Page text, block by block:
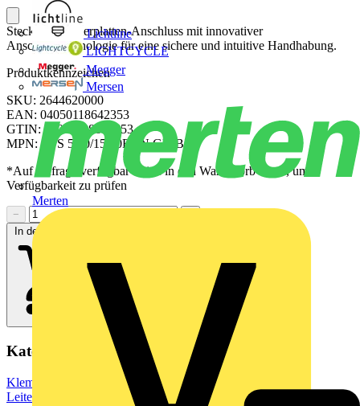
Lichtline
LIGHTCYCLE
Megger
Mersen
Merten
Steckbarer Leiterplatten-Anschluss mit innovativer
Anschlusstechnologie für eine sichere und intuitive Handhabung.
Produktkennzeichen
SKU: 2644620000
EAN: 04050118642353
GTIN: 04050118642353
MPN: CPS 5.00/15/90F SN GN BX
*Auf Anfrage verfügbar - bitte in den Warenkorb legen, um
Verfügbarkeit zu prüfen
−
In den Warenkorb
Kategorien
Klemmen, Steckverbinder & Verbindungselemente
Leiterplattensteckverbinder